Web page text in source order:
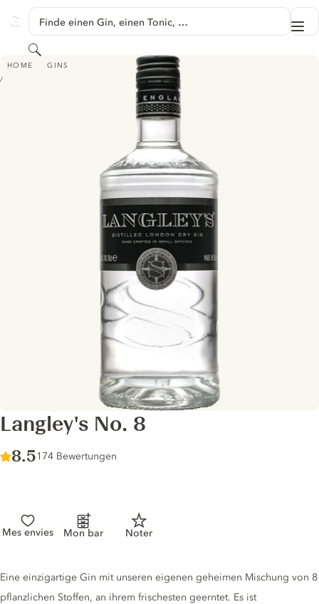
GINVENTORY
Finde einen Gin, einen Tonic, …
Suchen
HOME GINS
LANGLEY'S NO. 8
Langley's No. 8
Score :
8.5/ 10
174 Bewertungen
Mes envies Mon bar Noter
Gin description
Eine einzigartige Gin mit unseren eigenen geheimen Mischung von 8
pflanzlichen Stoffen, an ihrem frischesten geerntet. Es ist